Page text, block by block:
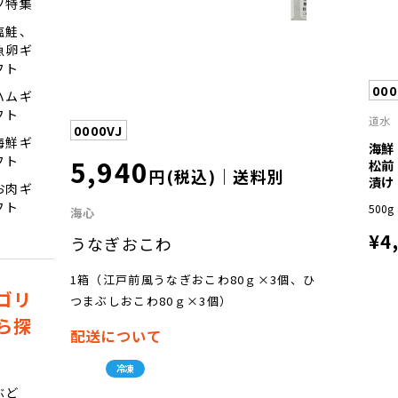
特集
、
卵ギ
ト
ムギ
ト
鮮ギ
ト
肉ギ
ト
リ
探
ど
0000VJ
5,940円(税込)｜送料別
海心
うなぎおこわ
1箱（江戸前風うなぎおこわ80ｇ×3個、ひ
つまぶしおこわ80ｇ×3個）
配送について
冷凍
わ80
ｇ
×1、
ほや
おこ
わ80
ｇ
×1、
ざっ
こく
おこ
わ80
道水
海鮮
松前
漬け
500g